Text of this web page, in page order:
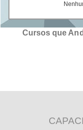
Cursos que